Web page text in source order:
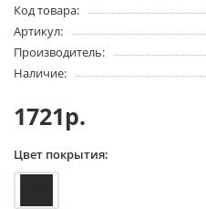
Код товара:
Артикул:
Производитель:
Наличие:
1721р.
Цвет покрытия: